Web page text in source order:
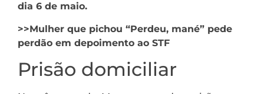
dia 6 de maio.
>>Mulher que pichou “Perdeu, mané” pede
perdão em depoimento ao STF
Prisão domiciliar